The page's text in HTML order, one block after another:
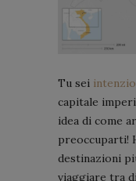
Tu sei
capitale
idea di come
preoccuparti!
destinazioni
viaggiare tra